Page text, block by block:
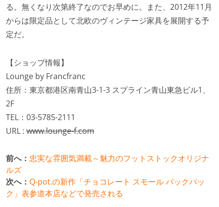
る。無くなり次第終了なのでお早めに。また、2012年11月
からは限定品として北欧のヴィンテージ家具を展開する予
定だ。
【ショップ情報】
Lounge by Francfranc
住所：東京都港区南青山3-1-3 スプライン青山東急ビル1、
2F
TEL：03-5785-2111
URL : www.lounge-f.com
前へ： 忠実な雰囲気満載～魅力のフットストックオリジナ
ルズ
次へ： Q-pot.の新作「チョコレート スモール バックパッ
ク」表参道本店などで発売される